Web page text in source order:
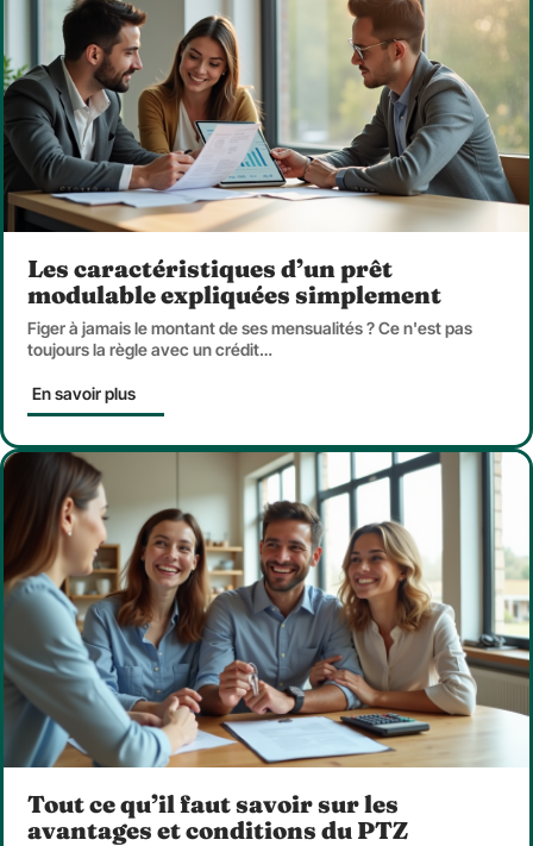
Les caractéristiques d’un prêt
modulable expliquées simplement
Figer à jamais le montant de ses mensualités ? Ce n'est pas
toujours la règle avec un crédit…
En savoir plus
Tout ce qu’il faut savoir sur les
avantages et conditions du PTZ